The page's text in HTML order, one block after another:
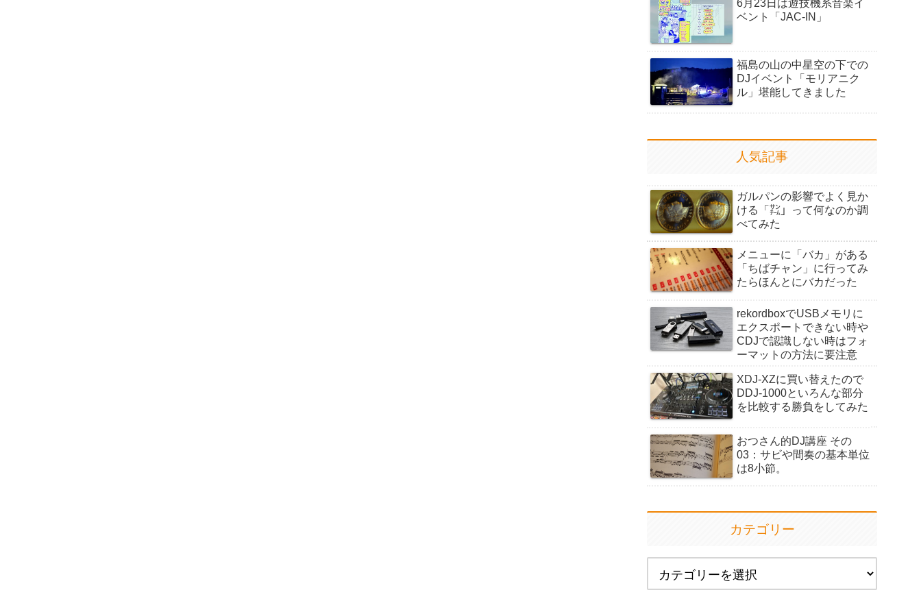
6月23日は遊技機系音楽イ
ベント「JAC-IN」
福島の山の中星空の下での
DJイベント「モリアニク
ル」堪能してきました
人気記事
ガルパンの影響でよく見か
ける「㌠」って何なのか調
べてみた
メニューに「バカ」がある
「ちばチャン」に行ってみ
たらほんとにバカだった
rekordboxでUSBメモリに
エクスポートできない時や
CDJで認識しない時はフォ
ーマットの方法に要注意
XDJ-XZに買い替えたので
DDJ-1000といろんな部分
を比較する勝負をしてみた
おつさん的DJ講座 その
03：サビや間奏の基本単位
は8小節。
カテゴリー